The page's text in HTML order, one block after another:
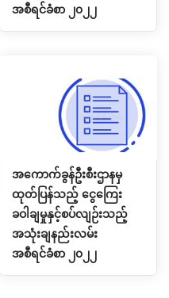
အစီရင်ခံစာ ၂၀၂၂
အကောက်ခွန်ဦးစီးဌာနမှ
ထုတ်ပြန်သည့် ငွေကြေး
ခဝါချမှုနှင့်စပ်လျဉ်းသည့်
အသုံးချနည်းလမ်း
အစီရင်ခံစာ ၂၀၂၂